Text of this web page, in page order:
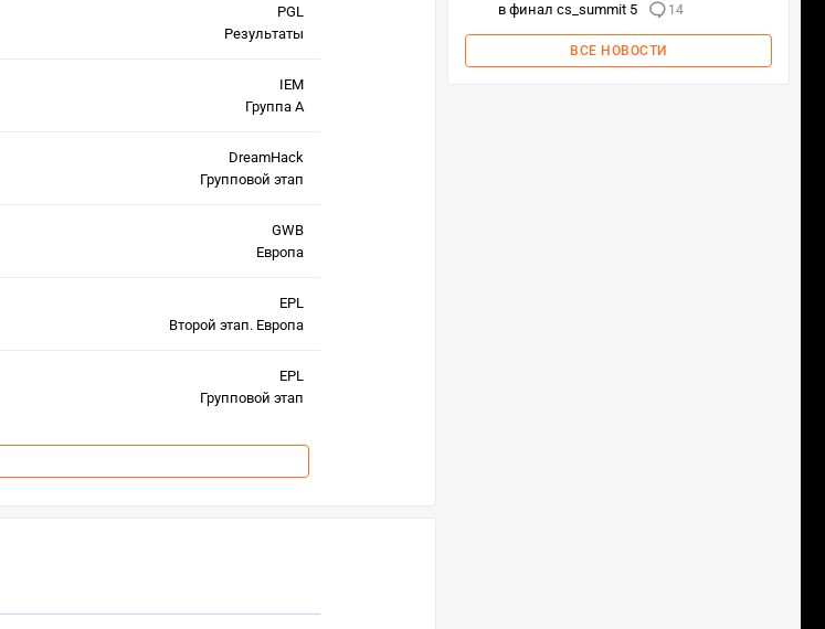
PGL
Результаты
IEM
Группа A
DreamHack
Групповой этап
GWB
Европа
EPL
Второй этап. Европа
EPL
Групповой этап
в финал cs_summit 5
14
ВСЕ НОВОСТИ